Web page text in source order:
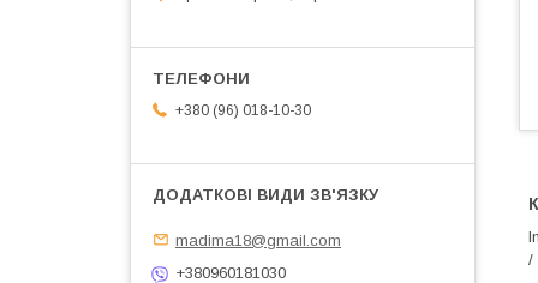
/
+380 (96) 018-10-30
madima18@gmail.com
+380960181030